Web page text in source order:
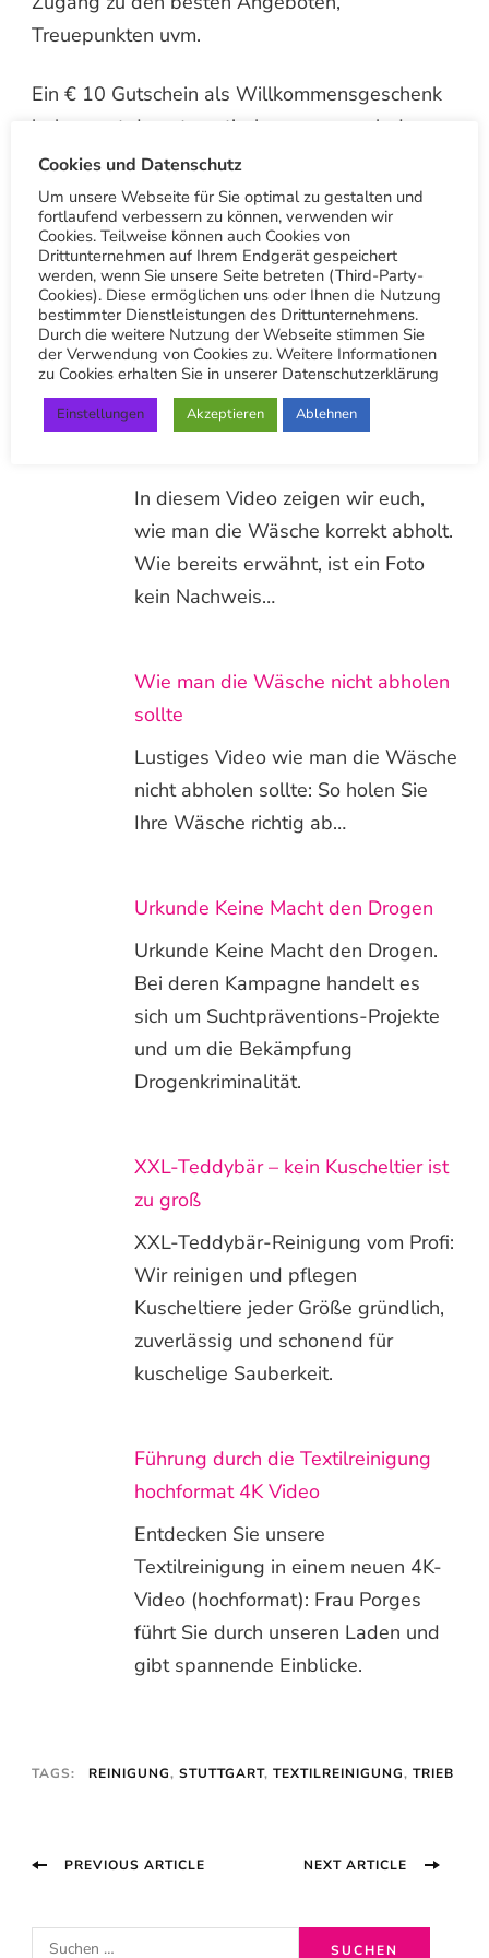
Treuepunkten uvm.
Ein € 10 Gutschein als Willkommensgeschenk
bekommst du automatisch von uns nach dem
du dich registriert hast. Zu den weiteren
Vorteilen der App gehört die Möglichkeit einen
QR-Scanner zu nutzen und uns Bilder von
Flecken zu schicken und somit kostenlos einen
Rat oder Kostenvoranschlag einzuholen.
Andere Beiträge
In diesem Video zeigen wir euch,
wie man die Wäsche korrekt abholt.
Wie bereits erwähnt, ist ein Foto
kein Nachweis…
Wie man die Wäsche nicht abholen
sollte
Lustiges Video wie man die Wäsche
nicht abholen sollte: So holen Sie
Ihre Wäsche richtig ab…
Urkunde Keine Macht den Drogen
Urkunde Keine Macht den Drogen.
Bei deren Kampagne handelt es
sich um Suchtpräventions-Projekte
und um die Bekämpfung
Drogenkriminalität.
XXL-Teddybär – kein Kuscheltier ist
zu groß
XXL-Teddybär-Reinigung vom Profi:
Wir reinigen und pflegen
Kuscheltiere jeder Größe gründlich,
zuverlässig und schonend für
kuschelige Sauberkeit.
Führung durch die Textilreinigung
hochformat 4K Video
Entdecken Sie unsere
Textilreinigung in einem neuen 4K-
Video (hochformat): Frau Porges
führt Sie durch unseren Laden und
gibt spannende Einblicke.
TAGS: REINIGUNG, STUTTGART, TEXTILREINIGUNG, TRIEB
PostPREVIOUS ARTICLE NEXT ARTICLE
Cookies und Datenschutz
Um unsere Webseite für Sie optimal zu gestalten und
fortlaufend verbessern zu können, verwenden wir
Cookies. Teilweise können auch Cookies von
Drittunternehmen auf Ihrem Endgerät gespeichert
werden, wenn Sie unsere Seite betreten (Third-Party-
Cookies). Diese ermöglichen uns oder Ihnen die Nutzung
bestimmter Dienstleistungen des Drittunternehmens.
Durch die weitere Nutzung der Webseite stimmen Sie
der Verwendung von Cookies zu. Weitere Informationen
zu Cookies erhalten Sie in unserer Datenschutzerklärung
Einstellungen Akzeptieren Ablehnen